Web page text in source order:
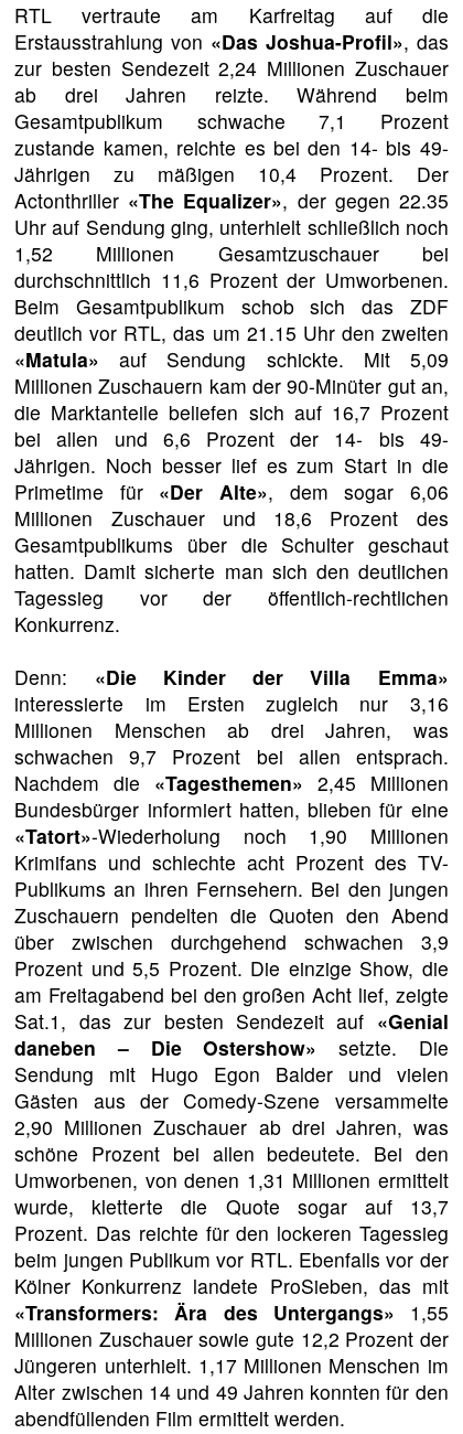
RTL vertraute am Karfreitag auf die
Erstausstrahlung von «Das Joshua-Profil», das
zur besten Sendezeit 2,24 Millionen Zuschauer
ab drei Jahren reizte. Während beim
Gesamtpublikum schwache 7,1 Prozent
zustande kamen, reichte es bei den 14- bis 49-
Jährigen zu mäßigen 10,4 Prozent. Der
Actonthriller «The Equalizer», der gegen 22.35
Uhr auf Sendung ging, unterhielt schließlich noch
1,52 Millionen Gesamtzuschauer bei
durchschnittlich 11,6 Prozent der Umworbenen.
Beim Gesamtpublikum schob sich das ZDF
deutlich vor RTL, das um 21.15 Uhr den zweiten
«Matula» auf Sendung schickte. Mit 5,09
Millionen Zuschauern kam der 90-Minüter gut an,
die Marktanteile beliefen sich auf 16,7 Prozent
bei allen und 6,6 Prozent der 14- bis 49-
Jährigen. Noch besser lief es zum Start in die
Primetime für «Der Alte», dem sogar 6,06
Millionen Zuschauer und 18,6 Prozent des
Gesamtpublikums über die Schulter geschaut
hatten. Damit sicherte man sich den deutlichen
Tagessieg vor der öffentlich-rechtlichen
Konkurrenz.
Denn: «Die Kinder der Villa Emma»
interessierte im Ersten zugleich nur 3,16
Millionen Menschen ab drei Jahren, was
schwachen 9,7 Prozent bei allen entsprach.
Nachdem die «Tagesthemen» 2,45 Millionen
Bundesbürger informiert hatten, blieben für eine
«Tatort»-Wiederholung noch 1,90 Millionen
Krimifans und schlechte acht Prozent des TV-
Publikums an ihren Fernsehern. Bei den jungen
Zuschauern pendelten die Quoten den Abend
über zwischen durchgehend schwachen 3,9
Prozent und 5,5 Prozent. Die einzige Show, die
am Freitagabend bei den großen Acht lief, zeigte
Sat.1, das zur besten Sendezeit auf «Genial
daneben – Die Ostershow» setzte. Die
Sendung mit Hugo Egon Balder und vielen
Gästen aus der Comedy-Szene versammelte
2,90 Millionen Zuschauer ab drei Jahren, was
schöne Prozent bei allen bedeutete. Bei den
Umworbenen, von denen 1,31 Millionen ermittelt
wurde, kletterte die Quote sogar auf 13,7
Prozent. Das reichte für den lockeren Tagessieg
beim jungen Publikum vor RTL. Ebenfalls vor der
Kölner Konkurrenz landete ProSieben, das mit
«Transformers: Ära des Untergangs» 1,55
Millionen Zuschauer sowie gute 12,2 Prozent der
Jüngeren unterhielt. 1,17 Millionen Menschen im
Alter zwischen 14 und 49 Jahren konnten für den
abendfüllenden Film ermittelt werden.